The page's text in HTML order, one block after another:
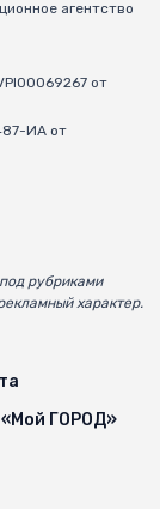
агентство
от
ИА от
рубриками
характер.
«Мой ГОРОД»